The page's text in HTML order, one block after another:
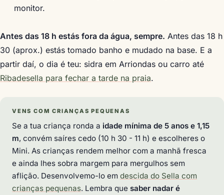
monitor.
Antes das 18 h estás fora da água, sempre. Antes das 18 h
30 (aprox.) estás tomado banho e mudado na base. E a
partir daí, o dia é teu: sidra em Arriondas ou carro até
Ribadesella para fechar a tarde na praia.
VENS COM CRIANÇAS PEQUENAS
Se a tua criança ronda a idade mínima de 5 anos e 1,15
m, convém saíres cedo (10 h 30 - 11 h) e escolheres o
Mini. As crianças rendem melhor com a manhã fresca
e ainda lhes sobra margem para mergulhos sem
aflição. Desenvolvemo-lo em descida do Sella com
crianças pequenas. Lembra que saber nadar é